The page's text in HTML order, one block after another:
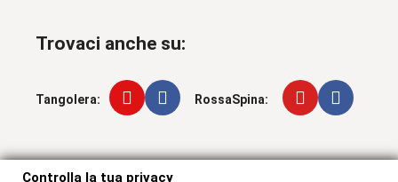
Trovaci anche su:
Tangolera: RossaSpina:
Controlla la tua privacy
Controlla la tua privacy